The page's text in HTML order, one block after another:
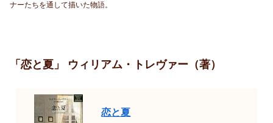
ナーたちを通して描いた物語。
「恋と夏」 ウィリアム・トレヴァー（著）
恋と夏